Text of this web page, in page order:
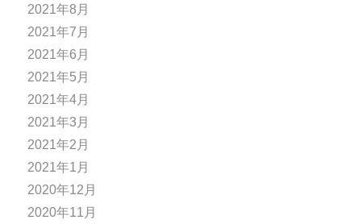
2021年8月
2021年7月
2021年6月
2021年5月
2021年4月
2021年3月
2021年2月
2021年1月
2020年12月
2020年11月